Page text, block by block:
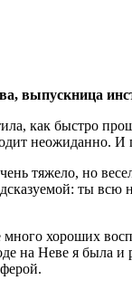
выпускница
как быстро
неожиданно. И
тяжело, но
ты
хороших
на Неве я была и